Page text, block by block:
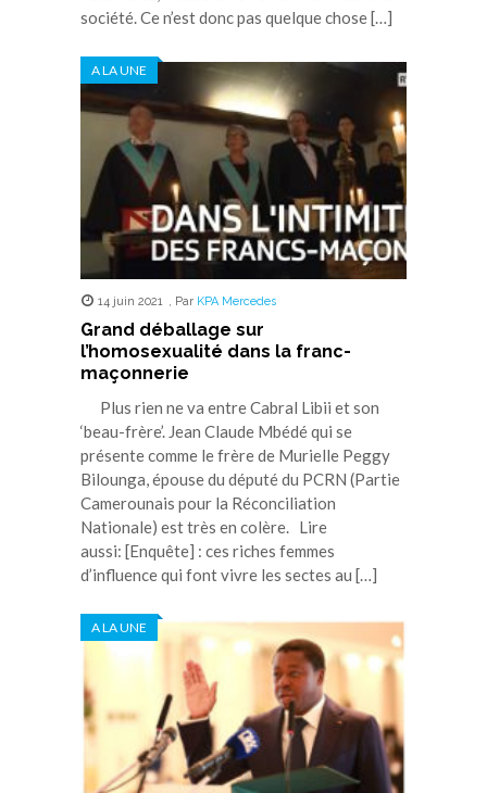
société. Ce n’est donc pas quelque chose […]
A LA UNE
14 juin 2021 , Par KPA Mercedes
Grand déballage sur
l’homosexualité dans la franc-
maçonnerie
Plus rien ne va entre Cabral Libii et son
‘beau-frère’. Jean Claude Mbédé qui se
présente comme le frère de Murielle Peggy
Bilounga, épouse du député du PCRN (Partie
Camerounais pour la Réconciliation
Nationale) est très en colère. Lire
aussi: [Enquête] : ces riches femmes
d’influence qui font vivre les sectes au […]
A LA UNE